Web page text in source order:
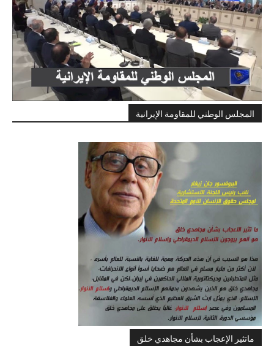
المجلس الوطني للمقاومة الإيرانية
ماتثير الإعجاب بشأن مجاهدي خلق